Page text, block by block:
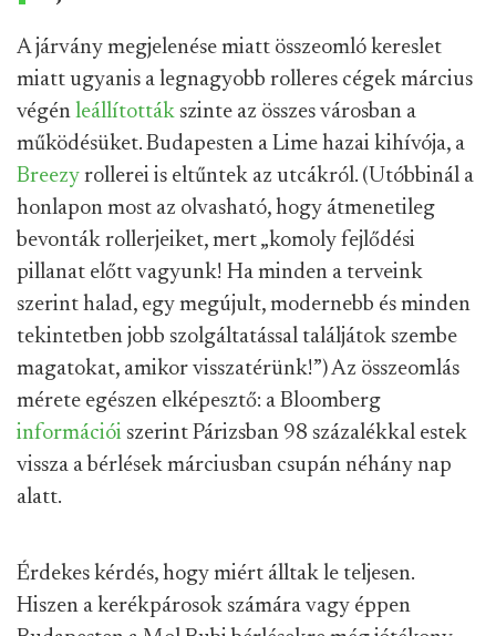
A járvány megjelenése miatt összeomló kereslet
miatt ugyanis a legnagyobb rolleres cégek március
végén leállították szinte az összes városban a
működésüket. Budapesten a Lime hazai kihívója, a
Breezy rollerei is eltűntek az utcákról. (Utóbbinál a
honlapon most az olvasható, hogy átmenetileg
bevonták rollerjeiket, mert „komoly fejlődési
pillanat előtt vagyunk! Ha minden a terveink
szerint halad, egy megújult, modernebb és minden
tekintetben jobb szolgáltatással találjátok szembe
magatokat, amikor visszatérünk!”) Az összeomlás
mérete egészen elképesztő: a Bloomberg
információi szerint Párizsban 98 százalékkal estek
vissza a bérlések márciusban csupán néhány nap
alatt.
Érdekes kérdés, hogy miért álltak le teljesen.
Hiszen a kerékpárosok számára vagy éppen